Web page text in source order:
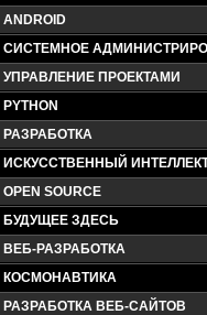
ANDROID
СИСТЕМНОЕ
УПРАВЛЕНИЕ ПРОЕКТАМИ
PYTHON
РАЗРАБОТКА
ИСКУССТВЕННЫЙ
OPEN SOURCE
БУДУЩЕЕ ЗДЕСЬ
ВЕБ-РАЗРАБОТКА
КОСМОНАВТИКА
РАЗРАБОТКА ВЕБ-САЙТОВ